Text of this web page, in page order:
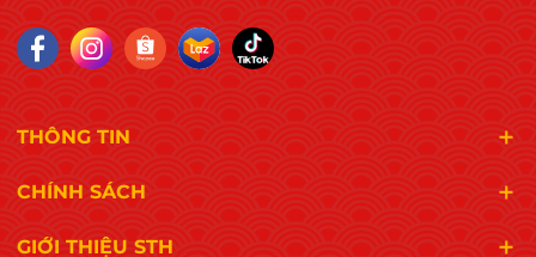
THÔNG TIN
CHÍNH SÁCH
GIỚI THIỆU STH